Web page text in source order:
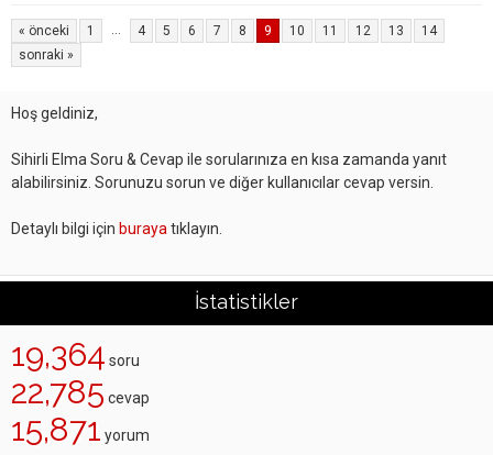
« önceki 1 ... 4 5 6 7 8 9 10 11 12 13
14
sonraki »
Hoş geldiniz,
Sihirli Elma Soru & Cevap ile sorularınıza en kısa zamanda yanıt
alabilirsiniz. Sorunuzu sorun ve diğer kullanıcılar cevap versin.
Detaylı bilgi için buraya tıklayın.
İstatistikler
19,364 soru
22,785 cevap
15,871 yorum